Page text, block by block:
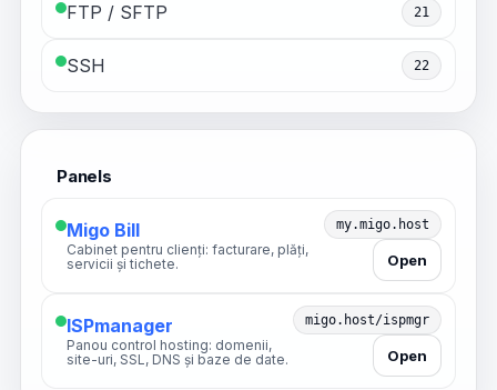
FTP / SFTP 21
SSH 22
Panels
Migo Bill
Cabinet pentru clienți: facturare, plăți,
servicii și tichete.
my.migo.host
Open
ISPmanager
Panou control hosting: domenii,
site-uri, SSL, DNS și baze de date.
migo.host/ispmgr
Open